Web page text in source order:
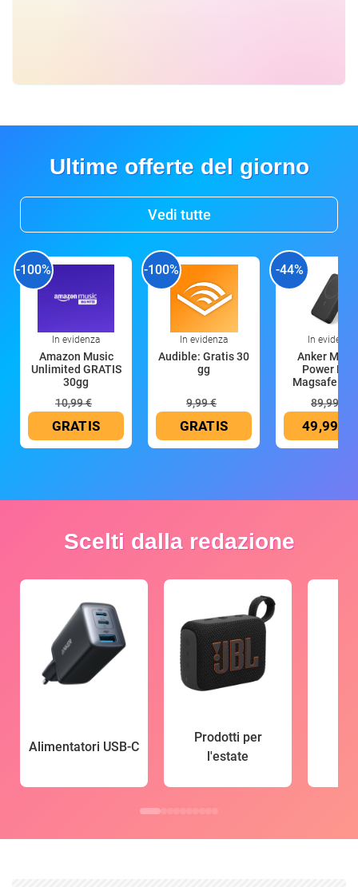
Ultime offerte del giorno
Vedi tutte
-100%
In evidenza
Amazon Music
Unlimited GRATIS
30gg
10,99 €
GRATIS
-100%
In evidenza
Audible: Gratis 30
gg
9,99 €
GRATIS
-44%
In evidenza
Anker
Power
Magsafe
89,99 €
49,99 €
Scelti dalla redazione
Alimentatori USB-C
Prodotti per
l'estate